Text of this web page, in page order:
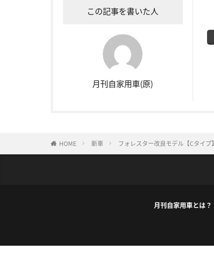
この記事を書いた人
月刊自家用車(原)
HOME 新車 フォレスター改良モデル【Cタイ
月刊自家用車とは？